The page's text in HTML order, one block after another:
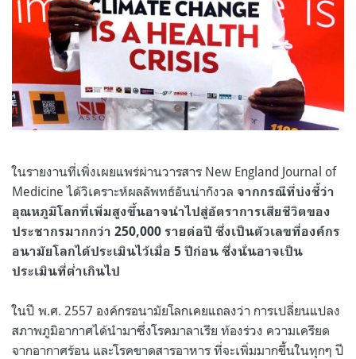
ในรายงานที่เพิ่งเผยแพร่ผ่านวารสาร New England Journal of
Medicine ได้วิเคราะห์ผลลัพทธ์อันน่ากังวล จากกรณีที่บ่งชี้ว่า
อุณหภูมิโลกที่เพิ่มสูงขึ้นอาจนำไปสู่อัตราการเสียชีวิตของ
ประชากรมากกว่า 250,000 รายต่อปี ซึ่งเป็นตัวเลขที่องค์กร
อนามัยโลกได้ประเมินไว้เมื่อ 5 ปีก่อน ซึ่งนั่นอาจเป็น
ประเมินที่ต่ำเกินไป
ในปี พ.ศ. 2557 องค์กรอนามัยโลกเคยแถลงว่า การเปลี่ยนแปลง
สภาพภูมิอากาศได้นำมาซึ่งโรคมาลาเรีย ท้องร่วง ความเครียด
จากอากาศร้อน และโรคขาดสารอาหาร ที่จะเพิ่มมากขึ้นในทุกๆ ปี